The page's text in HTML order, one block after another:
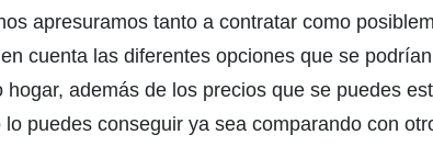
apresuramos tanto a contratar como
cuenta las diferentes opciones que se
hogar, además de los precios que se puedes
puedes conseguir ya sea comparando con